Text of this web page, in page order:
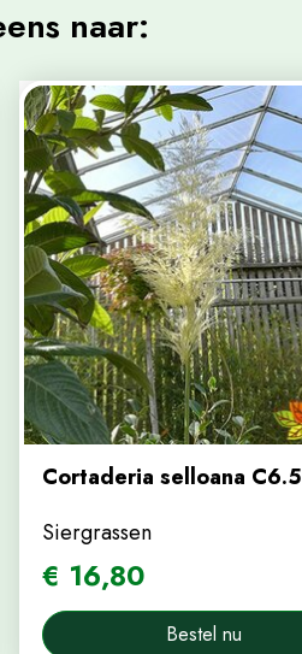
naar:
Cortaderia selloana C6.5
Siergrassen
€ 16,80
Bestel nu